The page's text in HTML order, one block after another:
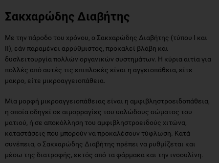
Σακχαρώδης Διαβήτης
Με την πάροδο του χρόνου, ο Σακχαρώδης Διαβήτης (τύπου Ι και
ΙΙ), εάν παραμένει αρρύθμιστος, προκαλεί βλάβη και
δυσλειτουργία πολλών οργανικών συστημάτων. Η κύρια αιτία για
πολλές από αυτές τις επιπλοκές είναι η αγγειοπάθεια, είτε
μακρο, είτε μικροαγγειοπάθεια.
Μία μορφή μικροαγγειοπάθειας είναι η αμφιβληστροειδοπάθεια,
η οποία οδηγεί σε αιμορραγίες του υαλώδους σώματος του
ματιού, ή σε αποκόλληση του αμφιβληστροειδούς χιτώνα,
καταστάσεις που μπορούν να προκαλέσουν τύφλωση. Κατά
συνέπεια, ο Σακχαρώδης Διαβήτης πρέπει να ρυθμίζεται και
μέσω της διατροφής, εκτός από τα φάρμακα και την ινσουλίνη.